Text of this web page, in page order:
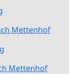
Mettenhof
Mettenhof